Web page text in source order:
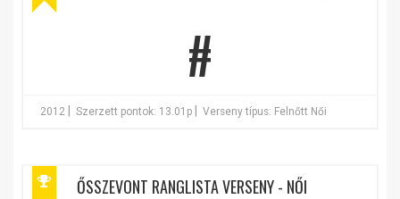
#
2012 Szerzett pontok: 13.01p Verseny típus: Felnőtt Női
ŐSSZEVONT RANGLISTA VERSENY - NŐI